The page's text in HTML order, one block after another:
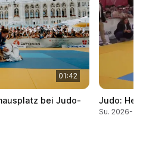
01:42
bei Judo-
Judo:
Su. 2026-